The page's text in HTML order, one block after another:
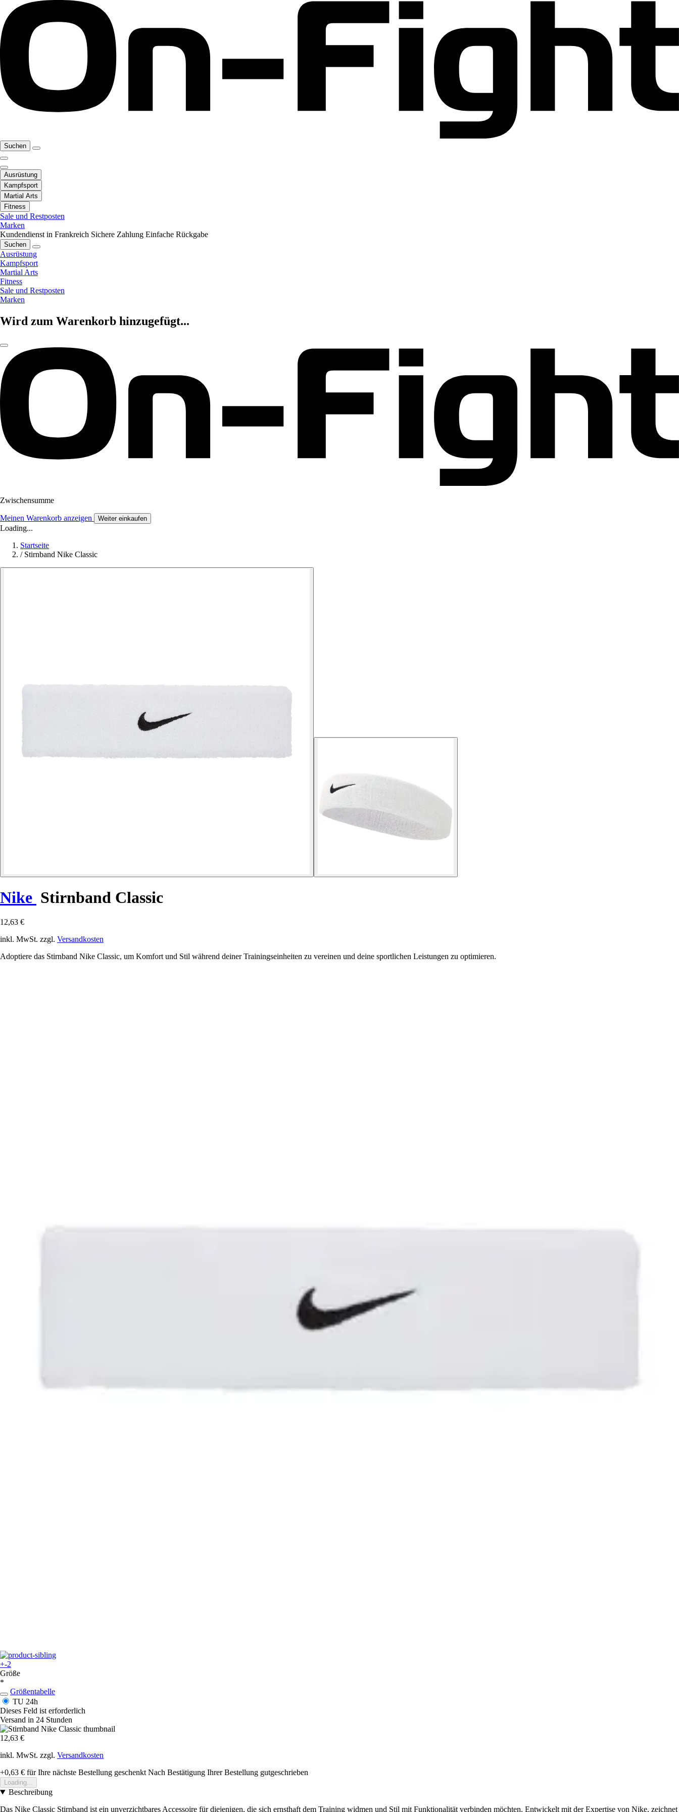
Suchen
Ausrüstung
Kampfsport
Martial Arts
Fitness
Sale und Restposten
Marken
Kundendienst in Frankreich Sichere Zahlung Einfache Rückgabe
Suchen
Ausrüstung
Kampfsport
Martial Arts
Fitness
Sale und Restposten
Marken
Wird zum Warenkorb hinzugefügt...
Zwischensumme
Meinen Warenkorb anzeigen Weiter einkaufen
Loading...
Startseite
/ Stirnband Nike Classic
Nike Stirnband Classic
12,63 €
inkl. MwSt. zzgl. Versandkosten
Adoptiere das Stirnband Nike Classic, um Komfort und Stil während deiner Trainingseinheiten zu vereinen und deine sportlichen Leistungen zu optimieren.
+-2
Größe
*
Größentabelle
TU 24h
Dieses Feld ist erforderlich
Versand in 24 Stunden
12,63 €
inkl. MwSt. zzgl. Versandkosten
+0,63 € für Ihre nächste Bestellung geschenkt Nach Bestätigung Ihrer Bestellung gutgeschrieben
Loading...
Beschreibung
Das Nike Classic Stirnband ist ein unverzichtbares Accessoire für diejenigen, die sich ernsthaft dem Training widmen und Stil mit Funktionalität verbinden möchten. Entwickelt mit der Expertise von Nike, zeichnet